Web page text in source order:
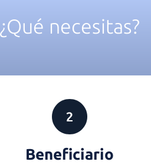
¿Qué necesitas?
Beneficiario